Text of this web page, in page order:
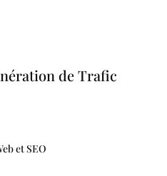
de Trafic
et SEO